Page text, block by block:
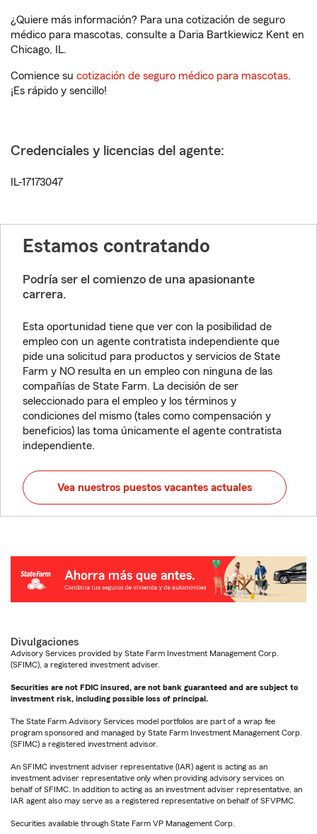
¿Quiere más información? Para una cotización de seguro
médico para mascotas, consulte a Daria Bartkiewicz Kent en
Chicago, IL.
Comience su cotización de seguro médico para mascotas.
¡Es rápido y sencillo!
Credenciales y licencias del agente:
IL-17173047
Estamos contratando
Podría ser el comienzo de una apasionante
carrera.
Esta oportunidad tiene que ver con la posibilidad de
empleo con un agente contratista independiente que
pide una solicitud para productos y servicios de State
Farm y NO resulta en un empleo con ninguna de las
compañías de State Farm. La decisión de ser
seleccionado para el empleo y los términos y
condiciones del mismo (tales como compensación y
beneficios) las toma únicamente el agente contratista
independiente.
Vea nuestros puestos vacantes actuales
Divulgaciones
Advisory Services provided by State Farm Investment Management Corp.
(SFIMC), a registered investment adviser.
Securities are not FDIC insured, are not bank guaranteed and are subject to
investment risk, including possible loss of principal.
The State Farm Advisory Services model portfolios are part of a wrap fee
program sponsored and managed by State Farm Investment Management Corp.
(SFIMC) a registered investment advisor.
An SFIMC investment adviser representative (IAR) agent is acting as an
investment adviser representative only when providing advisory services on
behalf of SFIMC. In addition to acting as an investment adviser representative, an
IAR agent also may serve as a registered representative on behalf of SFVPMC.
Securities available through State Farm VP Management Corp.